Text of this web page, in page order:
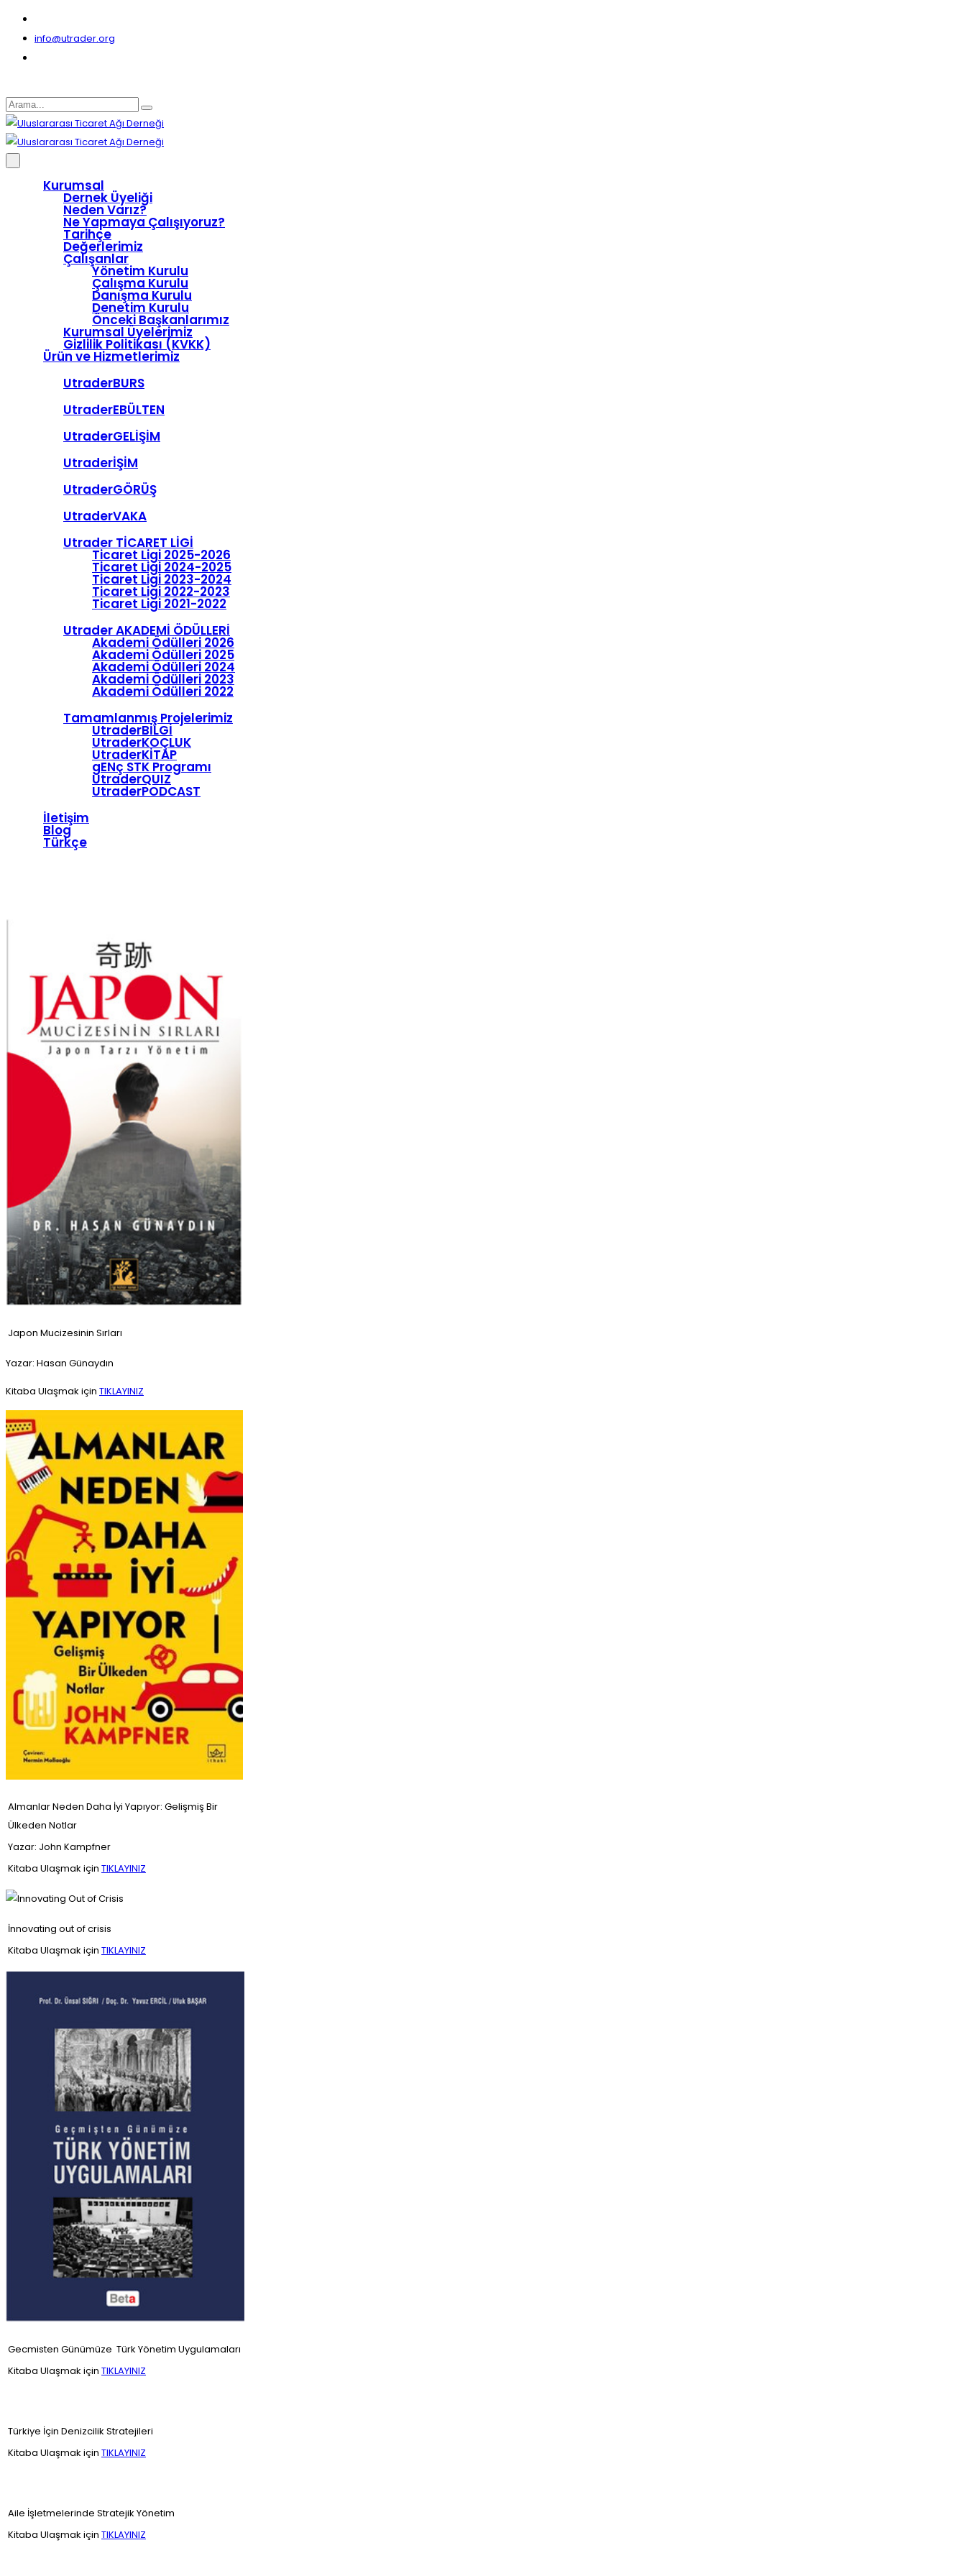
info@utrader.org
Kurumsal
Dernek Üyeliği
Neden Varız?
Ne Yapmaya Çalışıyoruz?
Tarihçe
Değerlerimiz
Çalışanlar
Yönetim Kurulu
Çalışma Kurulu
Danışma Kurulu
Denetim Kurulu
Önceki Başkanlarımız
Kurumsal Üyelerimiz
Gizlilik Politikası (KVKK)
Ürün ve Hizmetlerimiz
UtraderBURS
UtraderEBÜLTEN
UtraderGELİŞİM
UtraderİŞİM
UtraderGÖRÜŞ
UtraderVAKA
Utrader TİCARET LİGİ
Ticaret Ligi 2025-2026
Ticaret Ligi 2024-2025
Ticaret Ligi 2023-2024
Ticaret Ligi 2022-2023
Ticaret Ligi 2021-2022
Utrader AKADEMİ ÖDÜLLERİ
Akademi Ödülleri 2026
Akademi Ödülleri 2025
Akademi Ödülleri 2024
Akademi Ödülleri 2023
Akademi Ödülleri 2022
Tamamlanmış Projelerimiz
UtraderBİLGİ
UtraderKOÇLUK
UtraderKİTAP
gENç STK Programı
UtraderQUIZ
UtraderPODCAST
İletişim
Blog
Türkçe
Japon Mucizesinin Sırları
Yazar: Hasan Günaydın
Kitaba Ulaşmak için TIKLAYINIZ
Almanlar Neden Daha İyi Yapıyor: Gelişmiş Bir
Ülkeden Notlar
Yazar: John Kampfner
Kitaba Ulaşmak için TIKLAYINIZ
İnnovating out of crisis
Kitaba Ulaşmak için TIKLAYINIZ
Gecmisten Günümüze Türk Yönetim Uygulamaları
Kitaba Ulaşmak için TIKLAYINIZ
Türkiye İçin Denizcilik Stratejileri
Kitaba Ulaşmak için TIKLAYINIZ
Aile İşletmelerinde Stratejik Yönetim
Kitaba Ulaşmak için TIKLAYINIZ